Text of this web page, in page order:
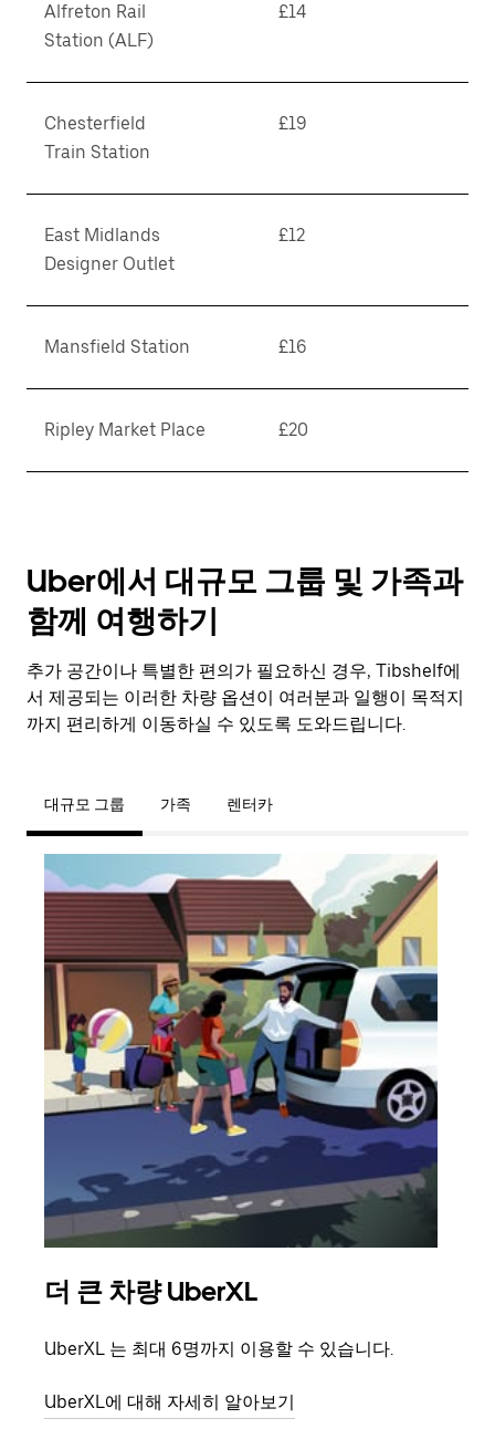
Alfreton Rail
Station (ALF)
£14
Chesterfield
Train Station
£19
East Midlands
Designer Outlet
£12
Mansfield Station £16
Ripley Market Place £20
Uber에서 대규모 그룹 및 가족과
함께 여행하기
추가 공간이나 특별한 편의가 필요하신 경우, Tibshelf에
서 제공되는 이러한 차량 옵션이 여러분과 일행이 목적지
까지 편리하게 이동하실 수 있도록 도와드립니다.
대규모 그룹 가족 렌터카
더 큰 차량 UberXL
UberXL 는 최대 6명까지 이용할 수 있습니다.
UberXL에 대해 자세히 알아보기